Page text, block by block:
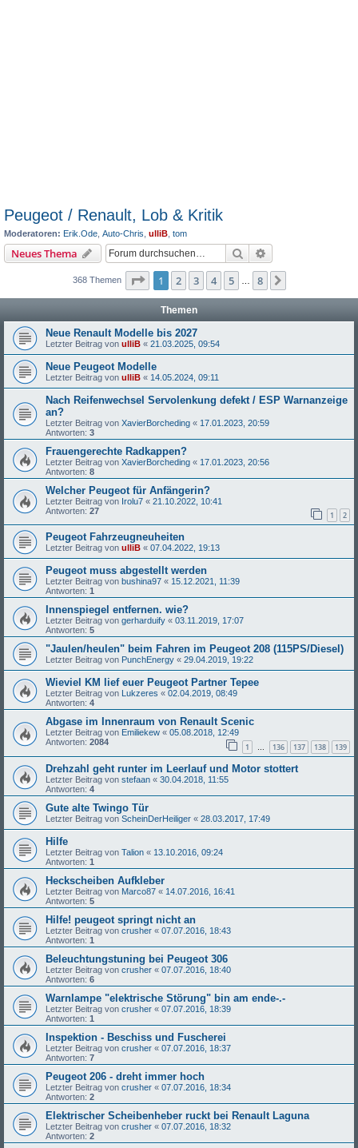
Peugeot / Renault, Lob & Kritik
Moderatoren: Erik.Ode Auto-Chris ulliB tom
Neues Thema Suche
368 Themen Seite 1von
1 2 3 4 5 8
Themen
Neue Renault Modelle bis 2027
Letzter Beitrag von ulliB « 21.03.2025, 09:54
Neue Peugeot Modelle
Letzter Beitrag von ulliB « 14.05.2024, 09:11
Nach Reifenwechsel Servolenkung defekt / ESP Warnanzeige
an?
Letzter Beitrag von XavierBorcheding « 17.01.2023, 20:59
Antworten: 3
Frauengerechte Radkappen?
Letzter Beitrag von XavierBorcheding « 17.01.2023, 20:56
Antworten: 8
Welcher Peugeot für Anfängerin?
Letzter Beitrag von Irolu7 « 21.10.2022, 10:41
Antworten: 27 1 2
Peugeot Fahrzeugneuheiten
Letzter Beitrag von ulliB « 07.04.2022, 19:13
Peugeot muss abgestellt werden
Letzter Beitrag von bushina97 « 15.12.2021, 11:39
Antworten: 1
Innenspiegel entfernen. wie?
Letzter Beitrag von gerharduify « 03.11.2019, 17:07
Antworten: 5
"Jaulen/heulen" beim Fahren im Peugeot 208 (115PS/Diesel)
Letzter Beitrag von PunchEnergy « 29.04.2019, 19:22
Wieviel KM lief euer Peugeot Partner Tepee
Letzter Beitrag von Lukzeres « 02.04.2019, 08:49
Antworten: 4
Abgase im Innenraum von Renault Scenic
Letzter Beitrag von Emiliekew « 05.08.2018, 12:49
Antworten: 2084 1 … 136 137 138 139
Drehzahl geht runter im Leerlauf und Motor stottert
Letzter Beitrag von stefaan « 30.04.2018, 11:55
Antworten: 4
Gute alte Twingo Tür
Letzter Beitrag von ScheinDerHeiliger « 28.03.2017, 17:49
Hilfe
Letzter Beitrag von Talion « 13.10.2016, 09:24
Antworten: 1
Heckscheiben Aufkleber
Letzter Beitrag von Marco87 « 14.07.2016, 16:41
Antworten: 5
Hilfe! peugeot springt nicht an
Letzter Beitrag von crusher « 07.07.2016, 18:43
Antworten: 1
Beleuchtungstuning bei Peugeot 306
Letzter Beitrag von crusher « 07.07.2016, 18:40
Antworten: 6
Warnlampe "elektrische Störung" bin am ende-.-
Letzter Beitrag von crusher « 07.07.2016, 18:39
Antworten: 1
Inspektion - Beschiss und Fuscherei
Letzter Beitrag von crusher « 07.07.2016, 18:37
Antworten: 7
Peugeot 206 - dreht immer hoch
Letzter Beitrag von crusher « 07.07.2016, 18:34
Antworten: 2
Elektrischer Scheibenheber ruckt bei Renault Laguna
Letzter Beitrag von crusher « 07.07.2016, 18:32
Antworten: 2